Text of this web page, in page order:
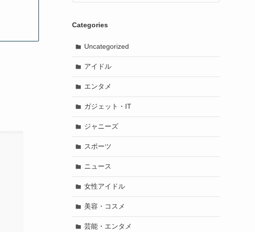
Categories
Uncategorized
アイドル
エンタメ
ガジェット・IT
ジャニーズ
スポーツ
ニュース
女性アイドル
美容・コスメ
芸能・エンタメ